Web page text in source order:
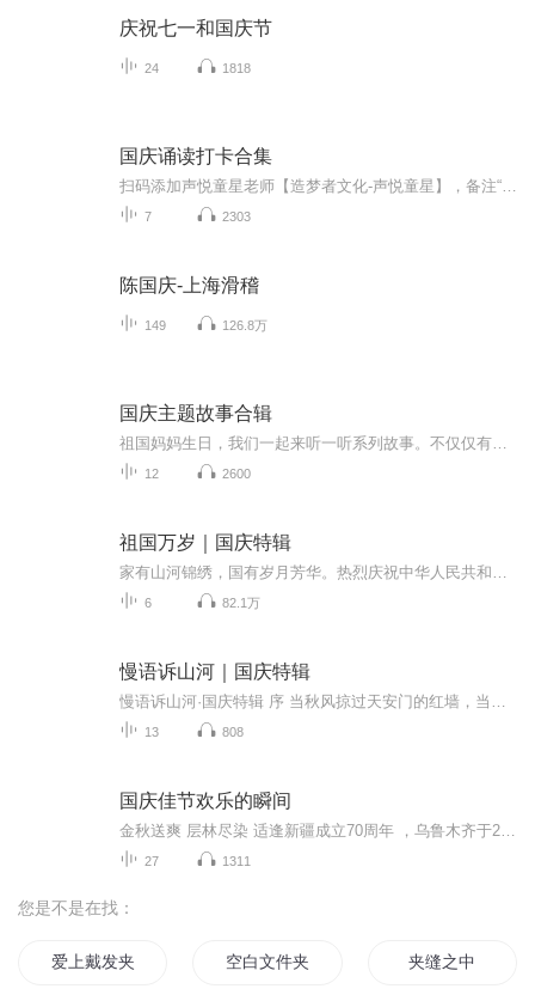
庆祝七一和国庆节
24 1818
国庆诵读打卡合集
7 2303
陈国庆-上海滑稽
149 126.8万
国庆主题故事合辑
12 2600
祖国万岁｜国庆特辑
6 82.1万
慢语诉山河｜国庆特辑
13 808
国庆佳节欢乐的瞬间
27 1311
您是不是在找：
爱上戴发夹的女孩 空白文件夹 夹缝之中